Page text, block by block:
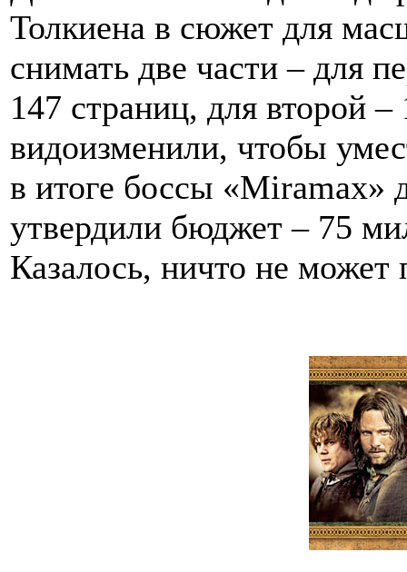
Толкиена в сюжет для
снимать две части – для
147 страниц, для второй
видоизменили, чтобы
в итоге боссы «Miramax»
утвердили бюджет – 75
Казалось, ничто не может